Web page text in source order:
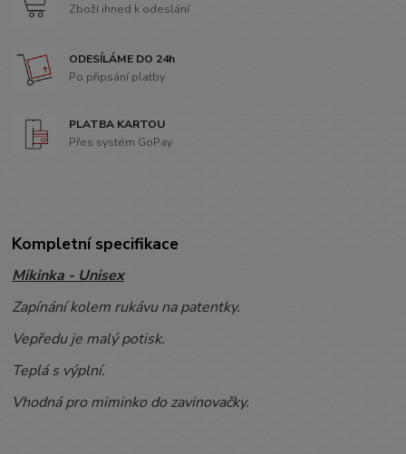
Zboží ihned k odeslání
ODESÍLÁME DO 24h
Po připsání platby
PLATBA KARTOU
Přes systém GoPay
Kompletní specifikace
Mikinka - Unisex
Zapínání kolem rukávu na patentky.
Vepředu je malý potisk.
Teplá s výplní.
Vhodná pro miminko do zavinovačky.